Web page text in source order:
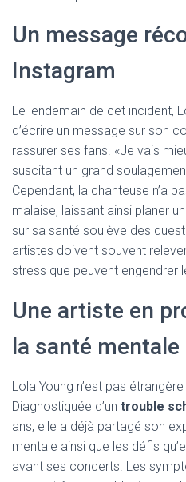
Un message
Instagram
Le lendemain de cet incident,
d’écrire un message sur son
rassurer ses fans. «Je vais
suscitant un grand
Cependant, la chanteuse n’a
malaise, laissant ainsi planer
sur sa santé soulève des
artistes doivent souvent
stress que peuvent engendrer
Une artiste en
la santé mentale
Lola Young n’est pas
Diagnostiquée d’un trouble
ans, elle a déjà partagé son
mentale ainsi que les défis
avant ses concerts. Les